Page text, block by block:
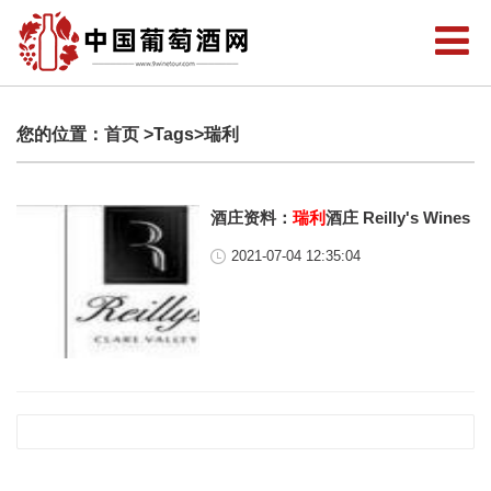
您的位置： 首页 >Tags>瑞利
酒庄资料：瑞利酒庄 Reilly's Wines
2021-07-04 12:35:04